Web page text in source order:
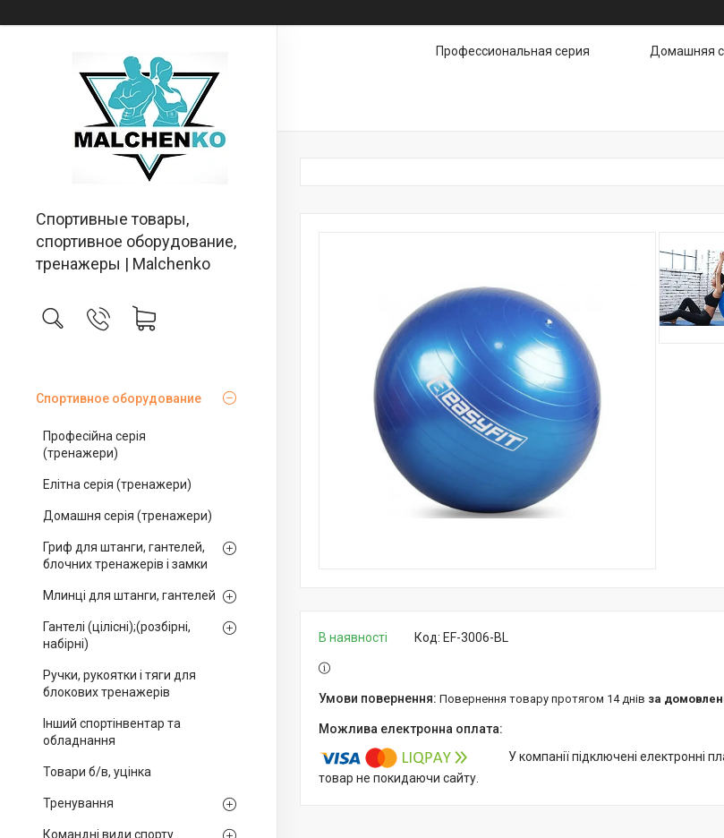
Спортивные товары,
спортивное оборудование,
тренажеры | Malchenko
Спортивное оборудование
Професійна серія
(тренажери)
Елітна серія (тренажери)
Домашня серія (тренажери)
Гриф для штанги, гантелей,
блочних тренажерів і замки
Млинці для штанги, гантелей
Гантелі (цілісні);(розбірні,
набірні)
Ручки, рукоятки і тяги для
блокових тренажерів
Інший спортінвентар та
обладнання
Товари б/в, уцінка
Тренування
Командні види спорту
Профессиональная серия Домашняя
В наявності Код: EF-3006-BL
повернення товару протягом 14 днів за
У компанії підключені електронні
товар не покидаючи сайту.